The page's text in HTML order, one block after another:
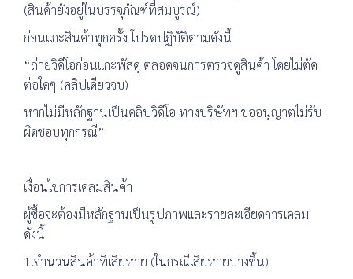
(สินค้ายังอยู่ในบรรจุภัณฑ์ที่สมบูรณ์)
ก่อนแกะสินค้าทุกครั้ง โปรดปฏิบัติตามดังนี้
“ถ่ายวิดีโอก่อนแกะพัสดุ ตลอดจนการตรวจดูสินค้า โดยไม่ตัด
ต่อใดๆ (คลิปเดียวจบ)
หากไม่มีหลักฐานเป็นคลิปวิดีโอ ทางบริษัทฯ ขออนุญาตไม่รับ
ผิดชอบทุกกรณี”
เงื่อนไขการเคลมสินค้า
ผู้ซื้อจะต้องมีหลักฐานเป็นรูปภาพและรายละเอียดการเคลม
ดังนี้
1.จำนวนสินค้าที่เสียหาย (ในกรณีเสียหายบางชิ้น)